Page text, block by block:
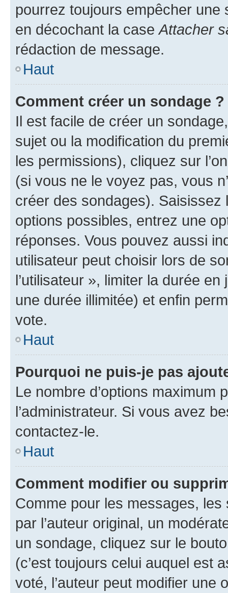
pourrez toujours empêcher une
en décochant la case Attacher
rédaction de message.
Haut
Comment créer un sondage ?
Il est facile de créer un
sujet ou la modification du
les permissions), cliquez sur
(si vous ne le voyez pas, vous
créer des sondages).
options possibles, entrez une
réponses. Vous pouvez aussi
utilisateur peut choisir lors de
l’utilisateur », limiter la durée
une durée illimitée) et enfin
vote.
Haut
Pourquoi ne puis-je pas
Le nombre d’options maximum
l’administrateur. Si vous avez
contactez-le.
Haut
Comment modifier ou
Comme pour les messages,
par l’auteur original, un
un sondage, cliquez sur le
(c’est toujours celui auquel est
voté, l’auteur peut modifier une